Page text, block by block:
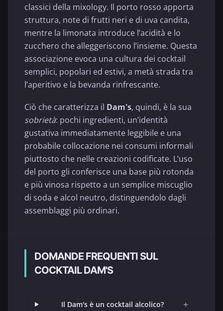
classici della mixology. Il porto rosso apporta
struttura, note di frutti neri e di uva candita,
mentre la limonata introduce l’acidità e lo
zucchero che alleggeriscono l’insieme. Questa
associazione evoca una cultura dei cocktail
semplici, popolari ed estivi, a metà strada tra
l’aperitivo e la bevanda rinfrescante.
Ciò che caratterizza il Dam's, quindi, è la sua
sobrietà: pochi ingredienti, un’identità
gustativa immediatamente leggibile e una
probabile collocazione nei consumi informali
piuttosto che nelle creazioni codificate. L’uso
del porto gli conferisce una base più rotonda
e più vinosa rispetto a un semplice miscuglio
di soda e alcol neutro, distinguendolo dagli
assemblaggi più ordinari.
DOMANDE FREQUENTI SUL
COCKTAIL DAM'S
Il Dam's è un cocktail alcolico? +